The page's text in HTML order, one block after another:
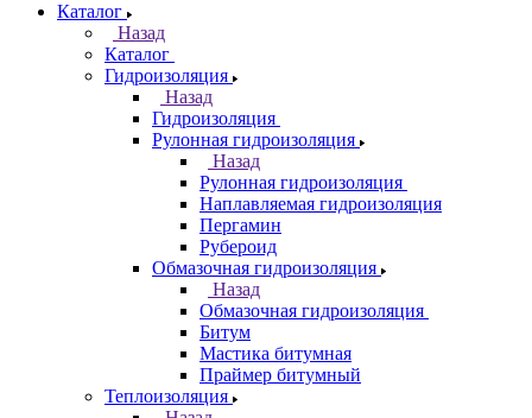
Каталог
Назад
Каталог
Гидроизоляция
Назад
Гидроизоляция
Рулонная гидроизоляция
Назад
Рулонная гидроизоляция
Наплавляемая гидроизоляция
Пергамин
Рубероид
Обмазочная гидроизоляция
Назад
Обмазочная гидроизоляция
Битум
Мастика битумная
Праймер битумный
Теплоизоляция